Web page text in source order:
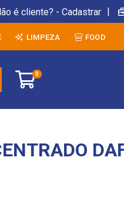
é cliente? - Cadastrar |
LIMPEZA FOOD
0